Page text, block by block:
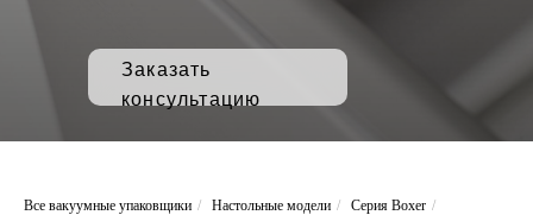
Заказать
консультацию
Все вакуумные упаковщики / Настольные модели / Серия Boxer /